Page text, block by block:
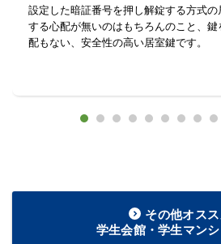
設定した暗証番号を押し解錠する方式
する心配が無いのはもちろんのこと、
配もない、安全性の高い居室鍵です。
その他オスス
学生会館・学生マン